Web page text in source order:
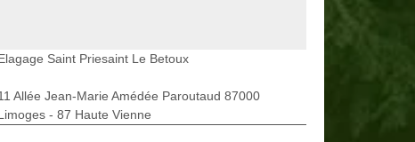
Saint Priesaint Le Betoux
Allée Jean-Marie Amédée Paroutaud 87000
- 87 Haute Vienne